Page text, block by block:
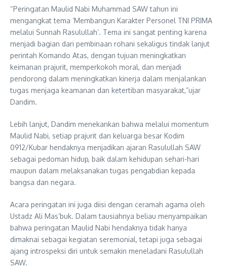
“Peringatan Maulid Nabi Muhammad SAW tahun ini
mengangkat tema ‘Membangun Karakter Personel TNI PRIMA
melalui Sunnah Rasulullah’. Tema ini sangat penting karena
menjadi bagian dari pembinaan rohani sekaligus tindak lanjut
perintah Komando Atas, dengan tujuan meningkatkan
keimanan prajurit, memperkokoh moral, dan menjadi
pendorong dalam meningkatkan kinerja dalam menjalankan
tugas menjaga keamanan dan ketertiban masyarakat,”ujar
Dandim.
Lebih lanjut, Dandim menekankan bahwa melalui momentum
Maulid Nabi, setiap prajurit dan keluarga besar Kodim
0912/Kubar hendaknya menjadikan ajaran Rasulullah SAW
sebagai pedoman hidup, baik dalam kehidupan sehari-hari
maupun dalam melaksanakan tugas pengabdian kepada
bangsa dan negara.
Acara peringatan ini juga diisi dengan ceramah agama oleh
Ustadz Ali Mas’buk. Dalam tausiahnya beliau menyampaikan
bahwa peringatan Maulid Nabi hendaknya tidak hanya
dimaknai sebagai kegiatan seremonial, tetapi juga sebagai
ajang introspeksi diri untuk semakin meneladani Rasulullah
SAW.